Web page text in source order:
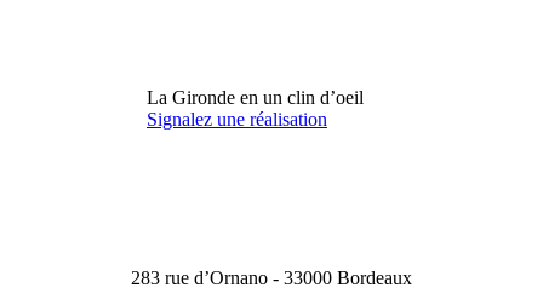
La Gironde en un clin d’oeil
Signalez une réalisation
283 rue d’Ornano - 33000 Bordeaux